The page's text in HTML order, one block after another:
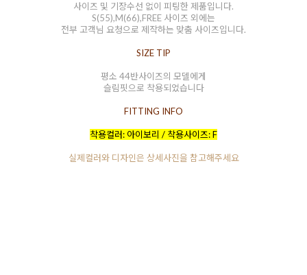
사이즈 및 기장수선 없이 피팅한 제품입니다.
S(55),M(66),FREE 사이즈 외에는
전부 고객님 요청으로 제작하는 맞춤 사이즈입니다.
SIZE TIP
평소 44반사이즈의 모델에게
슬림핏으로 착용되었습니다
FITTING INFO
착용컬러: 아이보리 / 착용사이즈: F
실제컬러와 디자인은 상세사진을 참고해주세요